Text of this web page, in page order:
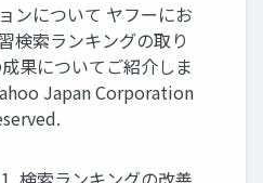
ンについて ヤフーにお
検索ランキングの取り
果についてご紹介しま
Japan Corporation